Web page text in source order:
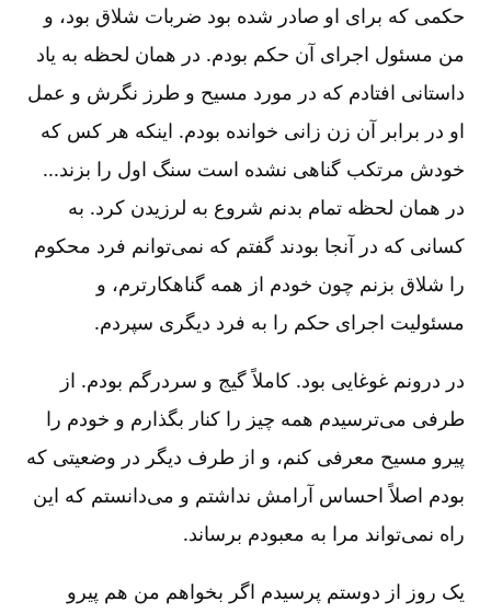
حکمی که برای او صادر شده بود ضربات شلاق بود، و
من مسئول اجرای آن حکم بودم. در همان لحظه به یاد
داستانی افتادم که در مورد مسیح و طرز نگرش و عمل
او در برابر آن زن زانی خوانده بودم. اینکه هر کس که
خودش مرتکب گناهی نشده است سنگ اول را بزند...
در همان لحظه تمام بدنم شروع به لرزیدن کرد. به
کسانی که در آنجا بودند گفتم که نمی‌توانم فرد محکوم
را شلاق بزنم چون خودم از همه گناهکارترم، و
مسئولیت اجرای حکم را به فرد دیگری سپردم.
در درونم غوغایی بود. کاملاً گیج و سردرگم بودم. از
طرفی می‌ترسیدم همه چیز را کنار بگذارم و خودم را
پیرو مسیح معرفی کنم، و از طرف دیگر در وضعیتی که
بودم اصلاً احساس آرامش نداشتم و می‌دانستم که این
راه نمی‌تواند مرا به معبودم برساند.
یک روز از دوستم پرسیدم اگر بخواهم من هم پیرو